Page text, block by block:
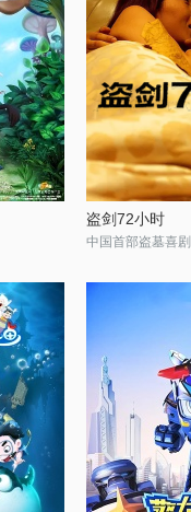
盗剑72小时
中国首部盗墓喜